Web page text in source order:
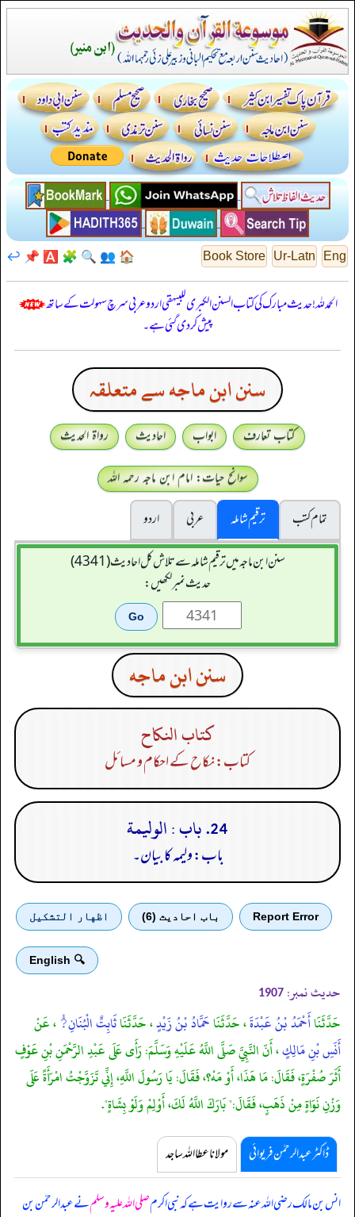
Eng
Ur-Latn
Book Store
🏠
👥
🔍
🧩
🅰️
📌
↩️
الحمدللہ! حدیث مبارک کی کتاب السنن الكبرى للبيهقي اردو عربی سرچ سہولت کے ساتھ
پیش کر دی گئی ہے۔
سنن ابن ماجه سے متعلقہ
کتاب تعارف ابواب احادیث
رواۃ الحدیث
سوانح حیات: امام ابن ماجہ رحمہ اللہ
تمام کتب
ترقیم شاملہ عربی
اردو
سنن ابن ماجہ میں ترقیم شاملہ سے تلاش کل احادیث (4341)
حدیث نمبر لکھیں:
سنن ابن ماجه
كتاب النكاح
کتاب: نکاح کے احکام و مسائل
24. باب : الوليمة
باب: ولیمہ کا بیان۔
Report Error باب احادیث (6) اظهار التشكيل
🔍 English
حدیث نمبر: 1907
حَدَّثَنَاأَحْمَدُ بْنُ عَبْدَةَ، حَدَّثَنَاحَمَّادُ بْنُ زَيْدٍ، حَدَّثَنَاثَابِتٌ الْبُنَانِ?ُّ، عَنْ
أَنَسِ بْنِ مَالِكٍ، أَنّ النَّبِيَّ صَلَّى اللَّهُ عَلَيْهِ وَسَلَّمَ: رَأَى عَلَى عَبْدِ الرَّحْمَنِ بْنِ عَوْفٍ
أَثَرَ صُفْرَةٍ، فَقَالَ: مَا هَذَا، أَوْ مَهْ؟، فَقَالَ: يَا رَسُولَ اللَّهِ، إِنِّي تَزَوَّجْتُ امْرَأَةً عَلَى
وَزْنِ نَوَاةٍ مِنْ ذَهَبٍ، فَقَالَ:" بَارَكَ اللَّهُ لَكَ، أَوْلِمْ وَلَوْ بِشَاةٍ".
ڈاکٹر عبدالرحمٰن فریوائی مولانا عطا اللہ ساجد
انس بن مالک رضی اللہ عنہ سے روایت ہے کہنبی اکرمصلی اللہ علیہ وسلمنے عبدالرحمٰن بن